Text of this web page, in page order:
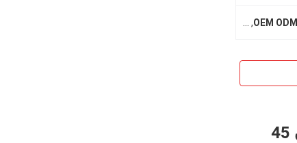
,
PA66 30GF ETC صب أجزاء سيليكون 45